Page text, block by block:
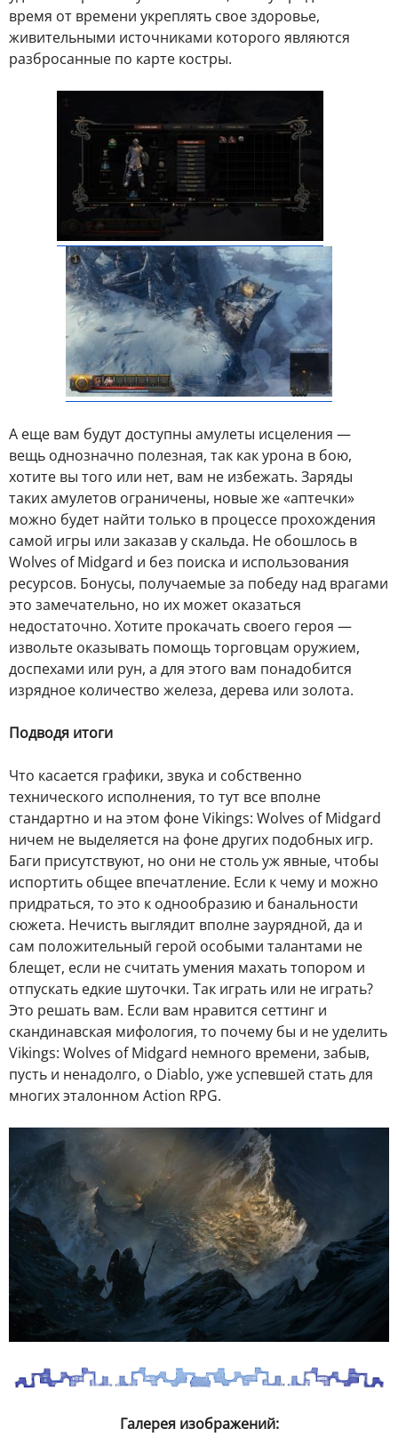
время от времени укреплять свое здоровье,
живительными источниками которого являются
разбросанные по карте костры.
А еще вам будут доступны амулеты исцеления —
вещь однозначно полезная, так как урона в бою,
хотите вы того или нет, вам не избежать. Заряды
таких амулетов ограничены, новые же «аптечки»
можно будет найти только в процессе прохождения
самой игры или заказав у скальда. Не обошлось в
Wolves of Midgard и без поиска и использования
ресурсов. Бонусы, получаемые за победу над врагами
это замечательно, но их может оказаться
недостаточно. Хотите прокачать своего героя —
извольте оказывать помощь торговцам оружием,
доспехами или рун, а для этого вам понадобится
изрядное количество железа, дерева или золота.
Подводя итоги
Что касается графики, звука и собственно
технического исполнения, то тут все вполне
стандартно и на этом фоне Vikings: Wolves of Midgard
ничем не выделяется на фоне других подобных игр.
Баги присутствуют, но они не столь уж явные, чтобы
испортить общее впечатление. Если к чему и можно
придраться, то это к однообразию и банальности
сюжета. Нечисть выглядит вполне заурядной, да и
сам положительный герой особыми талантами не
блещет, если не считать умения махать топором и
отпускать едкие шуточки. Так играть или не играть?
Это решать вам. Если вам нравится сеттинг и
скандинавская мифология, то почему бы и не уделить
Vikings: Wolves of Midgard немного времени, забыв,
пусть и ненадолго, о Diablo, уже успевшей стать для
многих эталонном Action RPG.
Галерея изображений: